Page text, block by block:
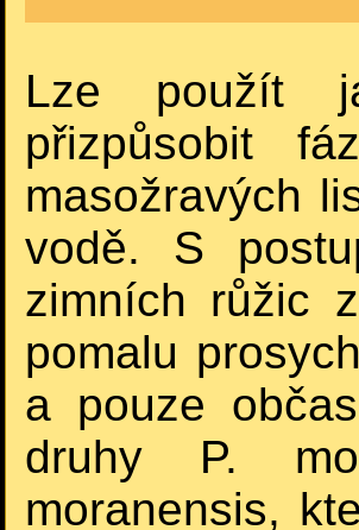
Lze použít
přizpůsobit
masožravých
vodě. S
zimních růžic
pomalu
a pouze
druhy P.
moranensis,